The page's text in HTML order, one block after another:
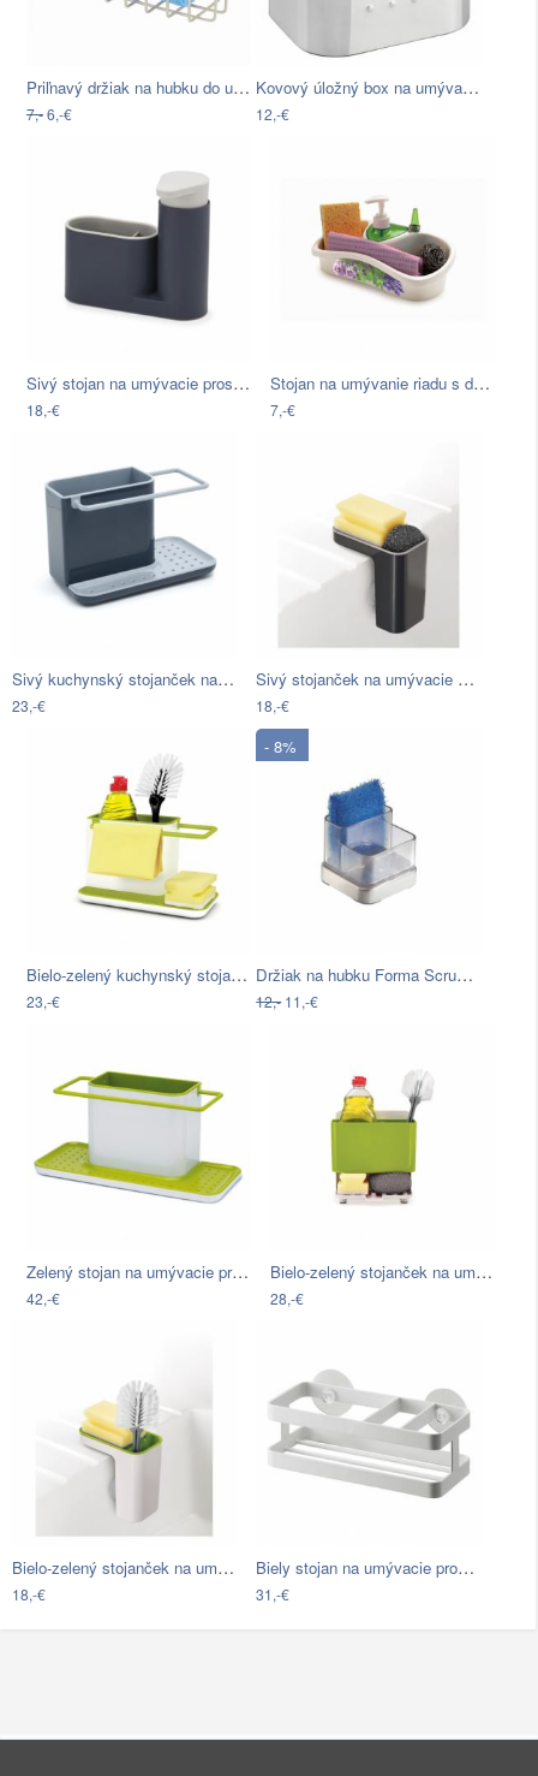
Priľnavý držiak na hubku do umývadla…
7,-6,-€
Kovový úložný box na umývacie…
12,-€
Sivý stojan na umývacie prostriedky…
18,-€
Stojan na umývanie riadu s dávkovačom…
7,-€
Sivý kuchynský stojanček na umývacie…
23,-€
Sivý stojanček na umývacie prostriedky…
18,-€
Bielo-zelený kuchynský stojan na…
23,-€
- 8%
Držiak na hubku Forma Scrub Hub
12,-11,-€
Zelený stojan na umývacie prostriedky…
42,-€
Bielo-zelený stojanček na umývacie…
28,-€
Bielo-zelený stojanček na umývacie…
18,-€
Biely stojan na umývacie prostriedky…
31,-€